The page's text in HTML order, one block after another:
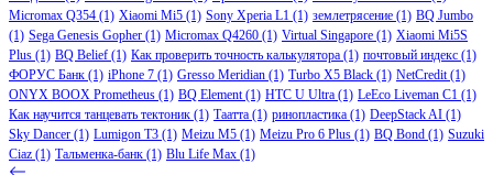
Micromax Q354 (1) Xiaomi Mi5 (1) Sony Xperia L1 (1) землетрясение (1) BQ Jumbo
(1) Sega Genesis Gopher (1) Micromax Q4260 (1) Virtual Singapore (1) Xiaomi Mi5S
Plus (1) BQ Belief (1) Как проверить точность калькулятора (1) почтовый индекс (1)
ФОРУС Банк (1) iPhone 7 (1) Gresso Meridian (1) Turbo X5 Black (1) NetCredit(1)
ONYX BOOX Prometheus (1) BQ Element(1) HTC U Ultra (1) LeEco Liveman C1 (1)
Как научится танцевать тектоник (1) Таатта (1) ринопластика (1) DeepStack AI (1)
Sky Dancer (1) Lumigon T3 (1) Meizu M5 (1) Meizu Pro 6 Plus (1) BQ Bond (1) Suzuki
Ciaz (1) Тальменка-банк (1) Blu Life Max (1)